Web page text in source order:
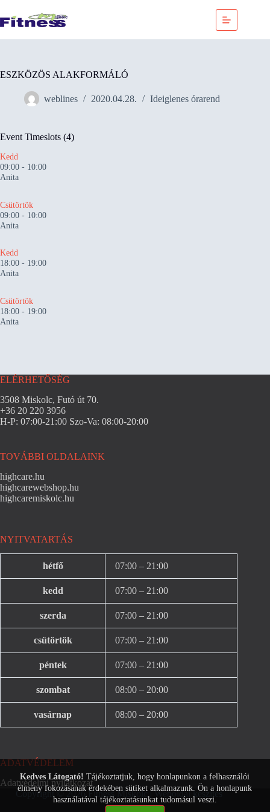
to
content
Kedves Látogató! Tájékoztatjuk, hogy honlapunkon a felhasználói
élmény fokozásának érdekében sütiket alkalmazunk. Ön a honlapunk
használatával tájékoztatásunkat tudomásul veszi.
ESZKÖZÖS ALAKFORMÁLÓ
weblines 2020.04.28. Ideiglenes órarend
Event Timeslots (4)
Kedd
09:00 - 10:00
Anita
Csütörtök
09:00 - 10:00
Anita
Kedd
18:00 - 19:00
Anita
Csütörtök
18:00 - 19:00
Anita
ELÉRHETŐSÉG
3508 Miskolc, Futó út 70.
+36 20 220 3956
H-P: 07:00-21:00 Szo-Va: 08:00-20:00
TOVÁBBI OLDALAINK
highcare.hu
highcarewebshop.hu
highcaremiskolc.hu
NYITVATARTÁS
hétfő 07:00 – 21:00
kedd 07:00 – 21:00
szerda 07:00 – 21:00
csütörtök 07:00 – 21:00
péntek 07:00 – 21:00
szombat 08:00 – 20:00
vasárnap 08:00 – 20:00
ADATVÉDELEM
Adatvédelmi nyilatkozat
Copyright © 2026 Fitness Miskolc |Weboldal készítés